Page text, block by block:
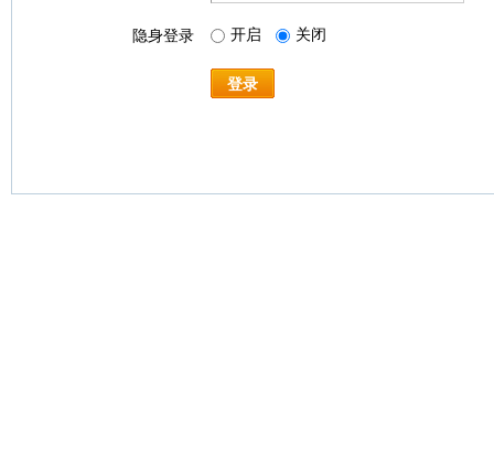
隐身登录 开启 关闭
登录